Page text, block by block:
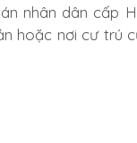
nhân dân cấp
hoặc nơi cư trú